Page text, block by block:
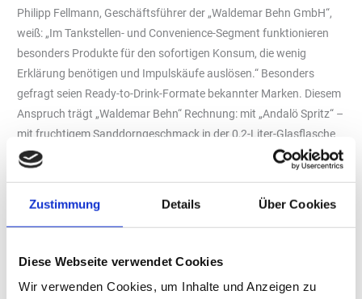
Zustimmung Details Über Cookies
Diese Webseite verwendet Cookies
Wir verwenden Cookies, um Inhalte und Anzeigen zu
Philipp Fellmann, Geschäftsführer der „Waldemar Behn GmbH“,
weiß: „Im Tankstellen- und Convenience-Segment funktionieren
besonders Produkte für den sofortigen Konsum, die wenig
Erklärung benötigen und Impulskäufe auslösen.“ Besonders
gefragt seien Ready-to-Drink-Formate bekannter Marken. Diesem
Anspruch trägt „Waldemar Behn“ Rechnung: mit „Andalö Spritz“ –
mit fruchtigem Sanddorngeschmack in der 0,2-Liter-Glasflasche
sowie dem neuen „Danzka Vodka Mix“ in den Sorten „Lemon“,
Alkoholfrei darf nicht fehlen
Prozent im Vergleich zum Vorjahr (Circana: Tankstellen Total,
Umsatz, 2025 vs VJ). Angelika Thielen, Leiterin